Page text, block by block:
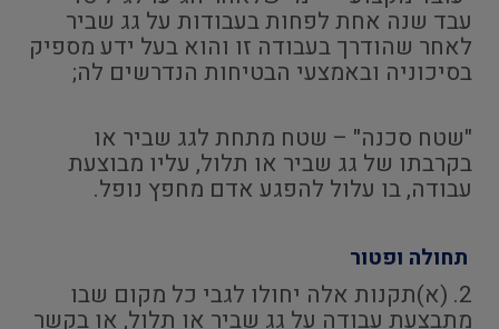
עבד שנה אחת לפחות בעבודות על גג שביר
לאחר שהודרך בעבודה זו והוא בעל ידע מספיק
בסיכוניה ובאמצעי הבטיחות הנדרשים לה;
"שטח סכנה" – שטח מתחת לגג שביר או
בקרבתו של גג שביר או תלול, עליו מבוצעת
עבודה, בו עלול להפגע אדם מחפץ נופל.
תחולה ופטור
2. (א)תקנות אלה יחולו לגבי כל מקום שבו
מתבצעת עבודה על גג שביר או תלול, או בקשר